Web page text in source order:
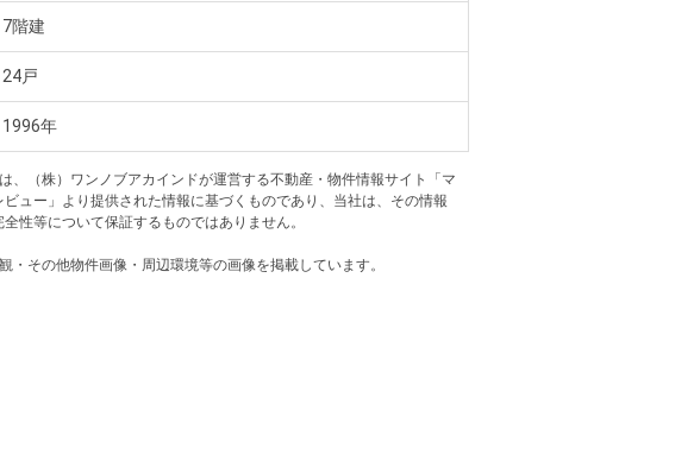
7階建
24戸
1996年
、（株）ワンノブアカインドが運営する不動産・物件情報サイト「マ
ビュー」より提供された情報に基づくものであり、当社は、その情報
性等について保証するものではありません。
・その他物件画像・周辺環境等の画像を掲載しています。